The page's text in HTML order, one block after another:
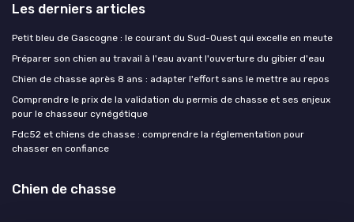
Les derniers articles
Petit bleu de Gascogne : le courant du Sud-Ouest qui excelle en meute
Préparer son chien au travail à l'eau avant l'ouverture du gibier d'eau
Chien de chasse après 8 ans : adapter l'effort sans le mettre au repos
Comprendre le prix de la validation du permis de chasse et ses enjeux
pour le chasseur cynégétique
Fdc52 et chiens de chasse : comprendre la réglementation pour
chasser en confiance
Chien de chasse